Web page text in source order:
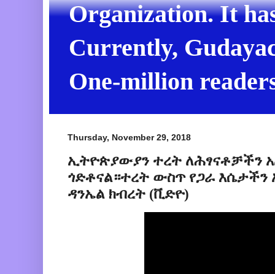
Organization. It
Currently,
One-million
Thursday, November 29, 2018
ኢትዮጵያውያን ተረት ለሕፃናቶቻችን
ጎድቶናል።ተረት ውስጥ የጋራ እሴታችን
ዳንኤል ክብረት (ቪድዮ)